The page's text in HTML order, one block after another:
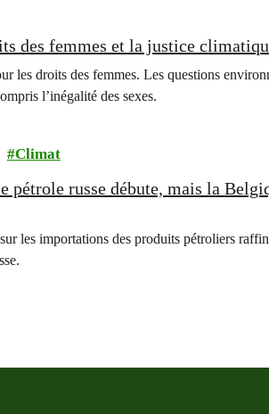
des femmes et la justice
les droits des femmes. Les questions
l’inégalité des sexes.
Climat
pétrole russe débute, mais la
les importations des produits pétroliers